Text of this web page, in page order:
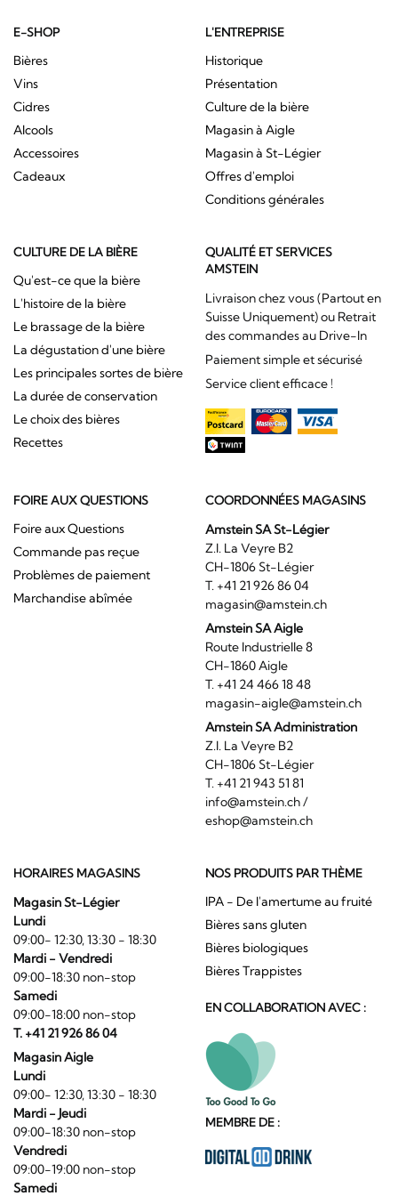
E-SHOP
Bières
Vins
Cidres
Alcools
Accessoires
Cadeaux
L'ENTREPRISE
Historique
Présentation
Culture de la bière
Magasin à Aigle
Magasin à St-Légier
Offres d'emploi
Conditions générales
CULTURE DE LA BIÈRE
Qu'est-ce que la bière
L'histoire de la bière
Le brassage de la bière
La dégustation d'une bière
Les principales sortes de bière
La durée de conservation
Le choix des bières
Recettes
QUALITÉ ET SERVICES
AMSTEIN
Livraison chez vous (Partout en
Suisse Uniquement) ou Retrait
des commandes au Drive-In
Paiement simple et sécurisé
Service client efficace !
FOIRE AUX QUESTIONS
Foire aux Questions
Commande pas reçue
Problèmes de paiement
Marchandise abîmée
COORDONNÉES MAGASINS
Amstein SA St-Légier
Z.I. La Veyre B2
CH-1806 St-Légier
T. +41 21 926 86 04
magasin@amstein.ch
Amstein SA Aigle
Route Industrielle 8
CH-1860 Aigle
T. +41 24 466 18 48
magasin-aigle@amstein.ch
Amstein SA Administration
Z.I. La Veyre B2
CH-1806 St-Légier
T. +41 21 943 51 81
info@amstein.ch/
eshop@amstein.ch
HORAIRES MAGASINS
Magasin St-Légier
Lundi
09:00- 12:30, 13:30 - 18:30
Mardi - Vendredi
09:00-18:30 non-stop
Samedi
09:00-18:00 non-stop
T. +41 21 926 86 04
Magasin Aigle
Lundi
09:00- 12:30, 13:30 - 18:30
Mardi - Jeudi
09:00-18:30 non-stop
Vendredi
09:00-19:00 non-stop
Samedi
NOS PRODUITS PAR THÈME
IPA - De l'amertume au fruité
Bières sans gluten
Bières biologiques
Bières Trappistes
EN COLLABORATION AVEC :
MEMBRE DE :